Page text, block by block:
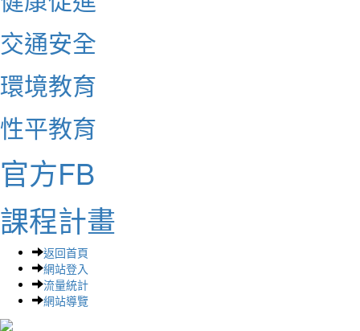
交通安全
環境教育
性平教育
官方FB
課程計畫
返回首頁
網站登入
流量統計
網站導覽